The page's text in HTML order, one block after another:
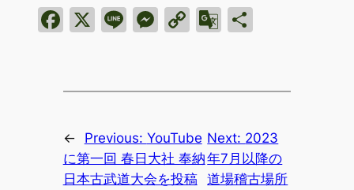
Facebook
X LineMessenger
CopyGoogle
共
← Previous: YouTube
に第一回 春日大社 奉納
日本古武道大会を投稿
Next: 2023
年7月以降の
道場稽古場所